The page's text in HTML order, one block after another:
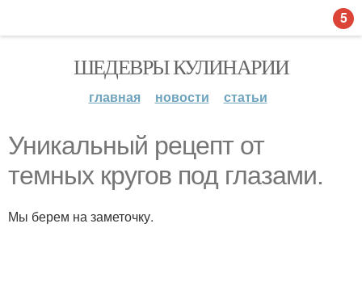
ШЕДЕВРЫ КУЛИНАРИИ
главная новости статьи
Уникальный рецепт от
темных кругов под глазами.
Мы берем на заметочку.
5